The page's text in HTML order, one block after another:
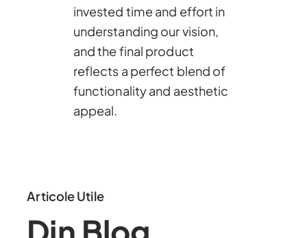
invested time and effort in
understanding our vision,
and the final product
reflects a perfect blend of
functionality and aesthetic
appeal.
Articole Utile